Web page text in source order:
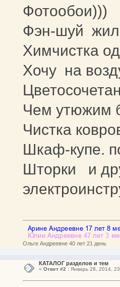
Фотообои)))
Фэн-шуй
Химчистка
Хочу на
Чем утюжим
Чистка
Шкаф-купе.
Шторки и
Ольге Андреевне 40 лет 21 день
КАТАЛОГ разделов и тем
« Ответ #2 :Январь 28, 2014,